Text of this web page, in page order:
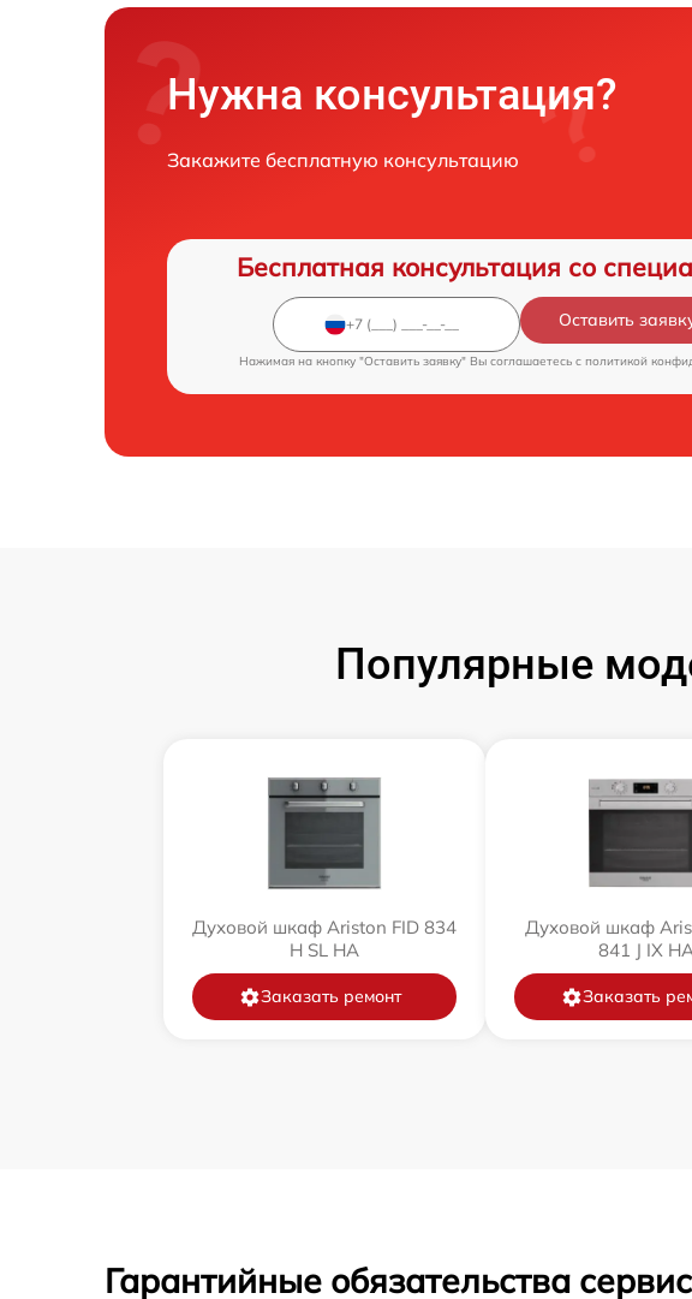
Нужна консультация?
Закажите бесплатную консультацию
Бесплатная консультация со
Оставить
Нажимая на кнопку "Оставить заявку" Вы соглашаетесь c политикой
Популярные
Духовой шкаф Ariston FID 834
H SL HA
Заказать ремонт
Духовой шкаф
841 J IX
Заказать
Гарантийные обязательства